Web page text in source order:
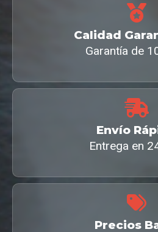
Calidad
Garantía de
Envío
Entrega en
Precios